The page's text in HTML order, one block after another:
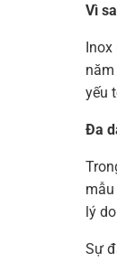
Vì
Inox
yếu
Đa
lý
Sự